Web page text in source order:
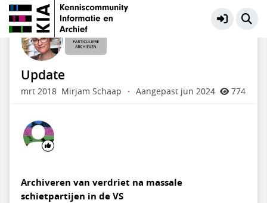
Particuliere Archieven
Update
mrt 2018 Mirjam Schaap · Aangepast jun 2024 774
Archiveren van verdriet na massale
schietpartijen in de VS